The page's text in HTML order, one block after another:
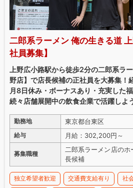
二郎系ラーメン 俺の生きる道
社員募集】
上野広小路駅から徒歩2分の二郎系ラ
野店】で店長候補の正社員を大募集！
月8日休み・ボーナスあり・充実した
続々店舗展開中の飲食企業で活躍しよ
勤務地 東京都台東区
給与 月給：302,200円～
募集職種
二郎系ラーメン店の
長候補
独立希望者歓迎 交通費支給有り 社